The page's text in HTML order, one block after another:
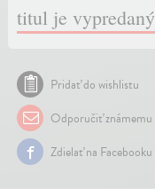
titul je vypredaný
Pridať do wishlistu
Odporučiť známemu
Zdielať na Facebooku